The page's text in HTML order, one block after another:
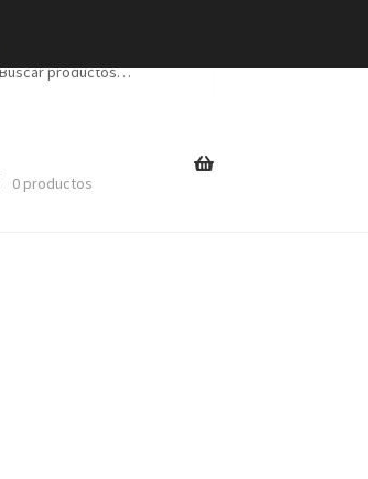
0 productos